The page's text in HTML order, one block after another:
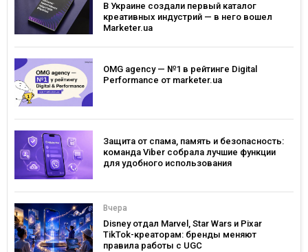
В Украине создали первый каталог
креативных индустрий — в него вошел
Marketer.ua
OMG agency — №1 в рейтинге Digital
Performance от marketer.ua
Защита от спама, память и безопасность:
команда Viber собрала лучшие функции
для удобного использования
Вчера
Disney отдал Marvel, Star Wars и Pixar
TikTok-креаторам: бренды меняют
правила работы с UGC